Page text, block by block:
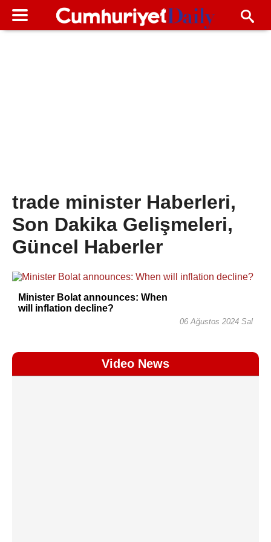
trade minister Haberleri,
Son Dakika Gelişmeleri,
Güncel Haberler
Minister Bolat announces: When
will inflation decline?
06 Ağustos 2024 Sal
Video News